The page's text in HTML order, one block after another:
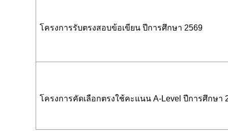
โครงการรับตรงสอบข้อเขียน ปีการศึกษา 2569
โครงการคัดเลือกตรงใช้คะแนน A-Level ปีการศึกษา